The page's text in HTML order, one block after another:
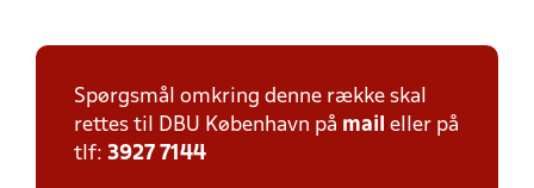
Spørgsmål omkring denne række skal
rettes til DBU København på mail eller på
tlf: 3927 7144